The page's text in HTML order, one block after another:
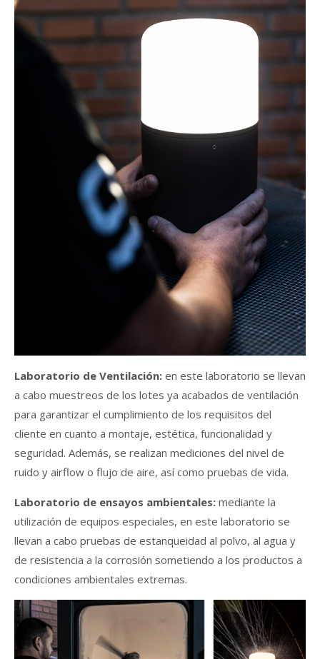
Laboratorio de Ventilación: en este laboratorio se llevan
a cabo muestreos de los lotes ya acabados de ventilación
para garantizar el cumplimiento de los requisitos del
cliente en cuanto a montaje, estética, funcionalidad y
seguridad. Además, se realizan mediciones del nivel de
ruido y airflow o flujo de aire, así como pruebas de vida.
Laboratorio de ensayos ambientales: mediante la
utilización de equipos especiales, en este laboratorio se
llevan a cabo pruebas de estanqueidad al polvo, al agua y
de resistencia a la corrosión sometiendo a los productos a
condiciones ambientales extremas.